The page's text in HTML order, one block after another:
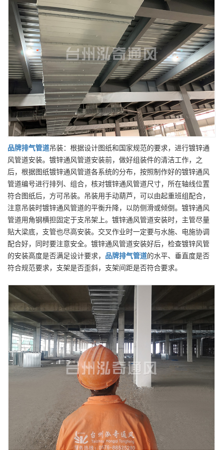
品牌排气管道吊装：根据设计图纸和国家规范的要求，进行镀锌通
风管道安装。镀锌通风管道安装前，做好组装件的清洁工作，之
后，根据图纸镀锌通风管道各系统的分布，按照制作好的镀锌通风
管道编号进行排列、组合，核对镀锌通风管道尺寸，所在轴线位置
符合图纸后，方可吊装。吊装用手动葫芦，可以由起重班组配合，
注意吊装时镀锌通风管道的平衡升降，以防侧滑或倾倒。镀锌通风
管道用角钢横担固定于支吊架上。镀锌通风管道安装时，主管尽量
贴大梁底，支管也尽高安装。交叉作业时一定要与水施、电施协调
配合好，同时要注意安全。镀锌通风管道安装好后，检查镀锌风管
的安装高度是否满足设计要求， 品牌排气管道的水平、垂直度是否
符合规范要求，支架是否歪斜，支架间距是否符合要求。